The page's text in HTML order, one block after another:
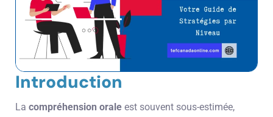
Introduction
La compréhension orale est souvent sous-estimée,